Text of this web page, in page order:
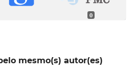
0
mesmo(s) autor(es)